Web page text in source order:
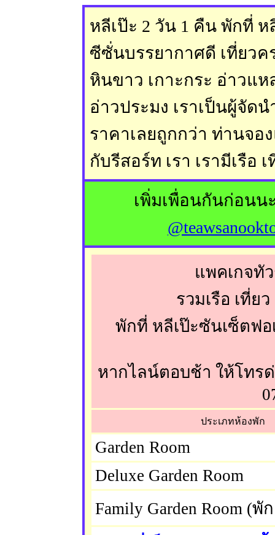
หลีเป๊ะ 2 วัน 1 คืน พักที่
ซีซั่นบรรยากาศดี เที่ยวค
หินขาว เกาะกระ อ่าวแ
อ่าวประมง เราเป็นผู้จัด
ราคาเลยถูกกว่า ท่านจอ
กับรีสอร์ท เรา เรามีเรือ
เพิ่มเพื่อนกันก่อนน
แพคเกจทั
รวมเรือ เที่ย
พักที่ หลีเป๊ะซันเซ็ตฟอเ
หากไลน์ตอบช้า ให้โทรด่
ประเภทห้องพัก
Garden Room
Deluxe Garden Room
Family Garden Room (พั